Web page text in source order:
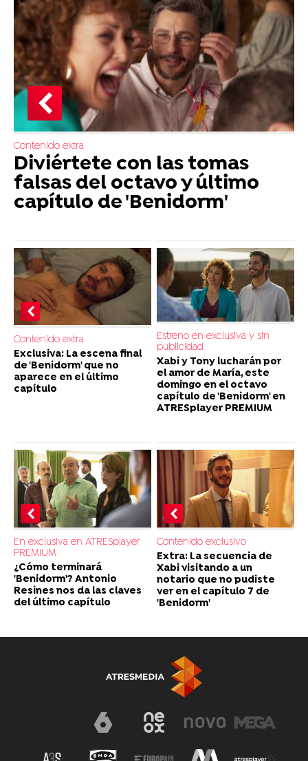
Contenido extra
Diviértete con las tomas
falsas del octavo y último
capítulo de 'Benidorm'
Contenido extra
Exclusiva: La escena final
de 'Benidorm' que no
aparece en el último
capítulo
Estreno en exclusiva y sin
publicidad
Xabi y Tony lucharán por
el amor de María, este
domingo en el octavo
capítulo de 'Benidorm' en
ATRESplayer PREMIUM
En exclusiva en ATRESplayer
PREMIUM
¿Cómo terminará
'Benidorm'? Antonio
Resines nos da las claves
del último capítulo
Contenido exclusivo
Extra: La secuencia de
Xabi visitando a un
notario que no pudiste
ver en el capítulo 7 de
'Benidorm'